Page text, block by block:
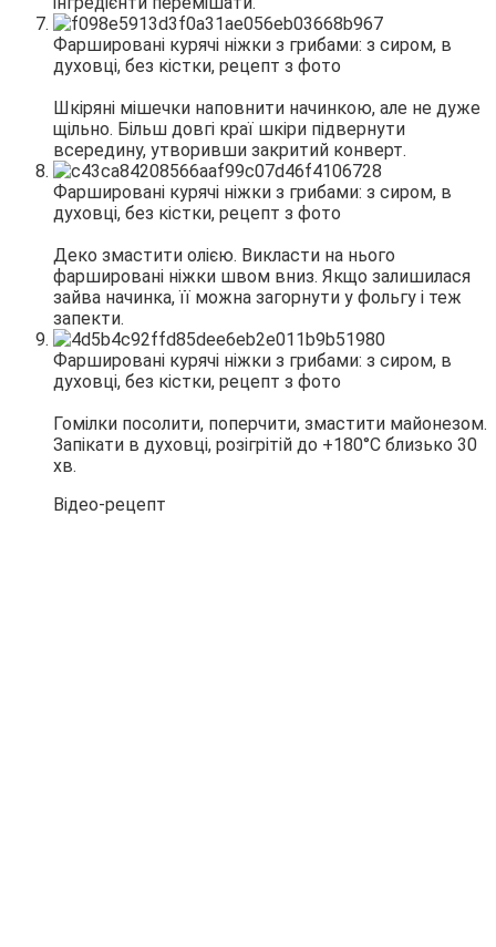
Шкіряні мішечки наповнити начинкою, але не дуже
щільно. Більш довгі краї шкіри підвернути
всередину, утворивши закритий конверт.
Деко змастити олією. Викласти на нього
фаршировані ніжки швом вниз. Якщо залишилася
зайва начинка, її можна загорнути у фольгу і теж
запекти.
Гомілки посолити, поперчити, змастити майонезом.
Запікати в духовці, розігрітій до +180°С близько 30
хв.
Відео-рецепт